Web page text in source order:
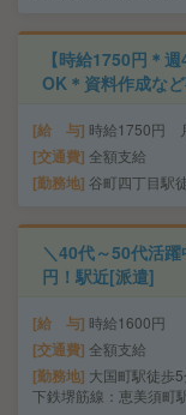
【時給1750円＊
OK＊資料作成な
給 与 時給1750円
交通費 全額支給
勤務地 谷町四丁目駅
＼40代～50代活
円！駅近[派遣]
給 与 時給1600円
交通費 全額支給
勤務地 大国町駅徒歩
下鉄堺筋線：恵美須町